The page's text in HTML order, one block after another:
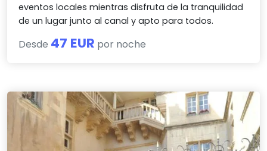
eventos locales mientras disfruta de la tranquilidad
de un lugar junto al canal y apto para todos.
Desde 47 EUR por noche